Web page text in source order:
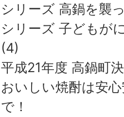
シリーズ 高鍋を襲
シリーズ 子どもが
(4)
平成21年度 高鍋町
おいしい焼酎は安
で！